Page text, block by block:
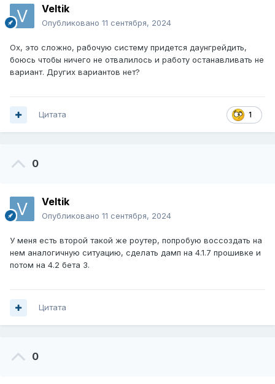
Veltik
Опубликовано 11 сентября, 2024
Ох, это сложно, рабочую систему придется даунгрейдить,
боюсь чтобы ничего не отвалилось и работу останавливать не
вариант. Других вариантов нет?
1
Цитата
0
Veltik
Опубликовано 11 сентября, 2024
У меня есть второй такой же роутер, попробую воссоздать на
нем аналогичную ситуацию, сделать дамп на 4.1.7 прошивке и
потом на 4.2 бета 3.
Цитата
0